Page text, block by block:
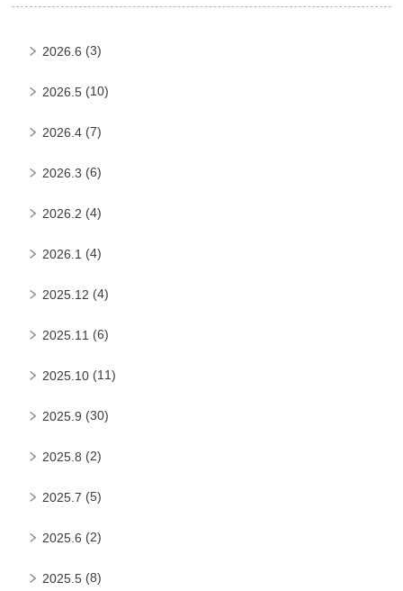
2026.6 (3)
2026.5 (10)
2026.4 (7)
2026.3 (6)
2026.2 (4)
2026.1 (4)
2025.12 (4)
2025.11 (6)
2025.10 (11)
2025.9 (30)
2025.8 (2)
2025.7 (5)
2025.6 (2)
2025.5 (8)